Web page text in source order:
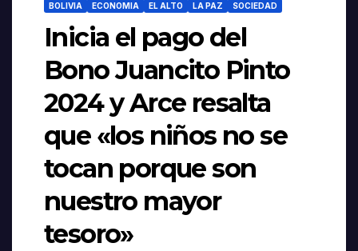
BOLIVIA ECONOMIA EL ALTO LA PAZ SOCIEDAD
Inicia el pago del
Bono Juancito Pinto
2024 y Arce resalta
que «los niños no se
tocan porque son
nuestro mayor
tesoro»